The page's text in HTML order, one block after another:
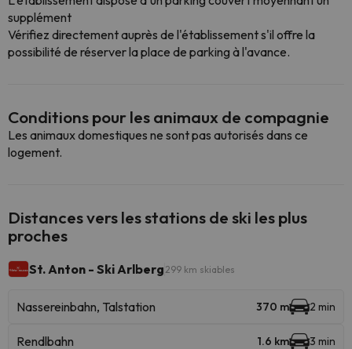
supplément
Vérifiez directement auprès de l'établissement s'il offre la
possibilité de réserver la place de parking à l'avance.
Conditions pour les animaux de compagnie
Les animaux domestiques ne sont pas autorisés dans ce
logement.
Distances vers les stations de ski les plus
proches
St. Anton - Ski Arlberg 299 km skiables
Nassereinbahn, Talstation 370 m 2 min
Rendlbahn 1.6 km 3 min